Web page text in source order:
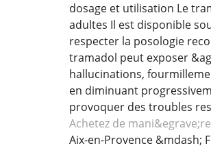
dosage et utilisation Le
adultes Il est disponible
respecter la posologie
tramadol peut exposer
hallucinations,
en diminuant
provoquer des troubles
Achetez de
Aix-en-Provence &mdash;